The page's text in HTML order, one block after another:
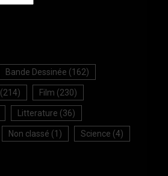
Bande Dessinée (162)
(214) Film (230)
Litterature (36)
Non classé (1) Science (4)